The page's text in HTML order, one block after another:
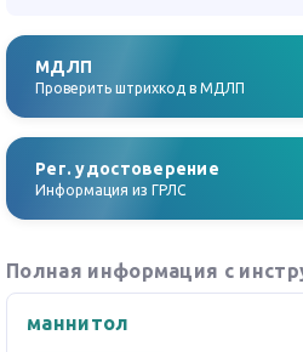
МДЛП
Проверить штрихкод в МДЛП
Рег. удостоверение
Информация из ГРЛС
Полная информация с
маннитол